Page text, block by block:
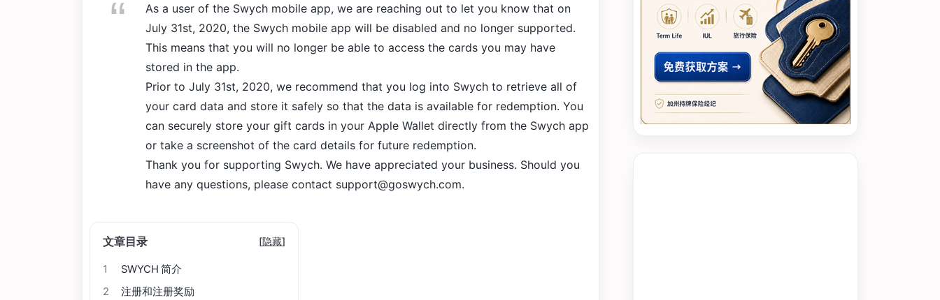
As a user of the Swych mobile app, we are reaching out to let you know that on
July 31st, 2020, the Swych mobile app will be disabled and no longer supported.
This means that you will no longer be able to access the cards you may have
stored in the app.
Prior to July 31st, 2020, we recommend that you log into Swych to retrieve all of
your card data and store it safely so that the data is available for redemption. You
can securely store your gift cards in your Apple Wallet directly from the Swych app
or take a screenshot of the card details for future redemption.
Thank you for supporting Swych. We have appreciated your business. Should you
have any questions, please contact support@goswych.com.
文章目录 [隐藏]
1
SWYCH 简介
2
注册和注册奖励